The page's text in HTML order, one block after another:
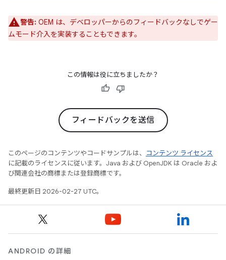
警告: OEM は、デベロッパーからのフィードバックなしでゲー
ムモード介入を実装することもできます。
この情報は役に立ちましたか？
フィードバックを送信
このページのコンテンツやコードサンプルは、
コンテンツ ライセンス
に記載のライセンスに従います。Java および OpenJDK は Oracle およ
び関連会社の商標または登録商標です。
最終更新日 2026-02-27 UTC。
ANDROID の詳細